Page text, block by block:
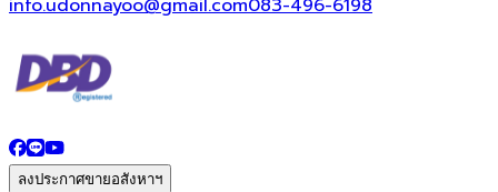
info.udonnayoo@gmail.com083-496-6198
ลงประกาศขายอสังหาฯ